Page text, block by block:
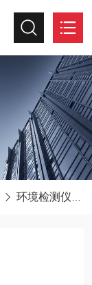
环境检测仪器